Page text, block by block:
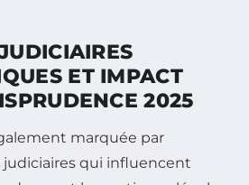
ET IMPACT
2025
marquée par
judiciaires qui influencent